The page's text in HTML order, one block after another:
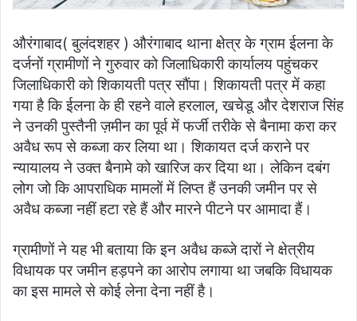
औरंगाबाद( बुलंदशहर ) औरंगाबाद थाना क्षेत्र के ग्राम ईलना के
दर्जनों ग्रामीणों ने गुरुवार को जिलाधिकारी कार्यालय पहुंचकर
जिलाधिकारी को शिकायती पत्र सौंपा। शिकायती पत्र में कहा
गया है कि ईलना के ही रहने वाले हरलाल, खचेडू और देशराज सिंह
ने उनकी पुस्तैनी ज़मीन का पूर्व में फर्जी तरीके से बैनामा करा कर
अवैध रूप से कब्जा कर लिया था। शिकायत दर्ज कराने पर
न्यायालय ने उक्त बैनामे को खारिज कर दिया था। लेकिन दबंग
लोग जो कि आपराधिक मामलों में लिप्त हैं उनकी जमीन पर से
अवैध कब्जा नहीं हटा रहे हैं और मारने पीटने पर आमादा हैं।
ग्रामीणों ने यह भी बताया कि इन अवैध कब्जे दारों ने क्षेत्रीय
विधायक पर जमीन हड़पने का आरोप लगाया था जबकि विधायक
का इस मामले से कोई लेना देना नहीं है।